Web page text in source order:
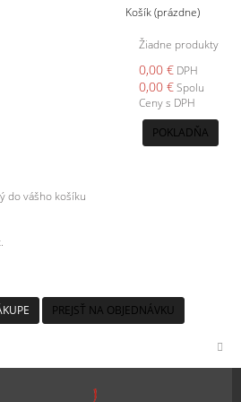
Košík(prázdne)
Žiadne produkty
0,00 € DPH
0,00 €Spolu
Ceny s DPH
POKLADŇA
do vášho košíku
PREJSŤ NA OBJEDNÁVKU